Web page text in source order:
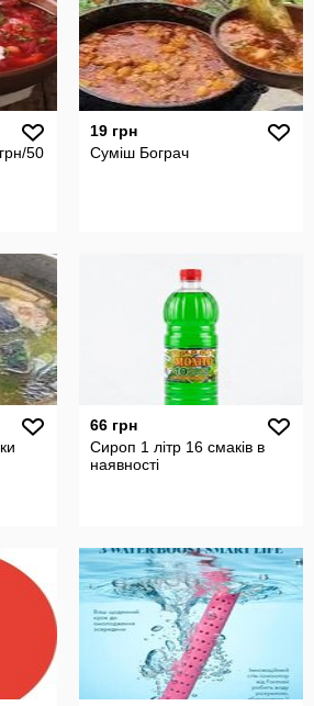
50
19 грн
Суміш Бограч
66 грн
Сироп 1 літр 16 смаків в
наявності